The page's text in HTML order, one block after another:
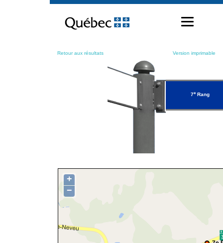
contenu
Retour aux résultats Version imprimable
7eRang
+
−